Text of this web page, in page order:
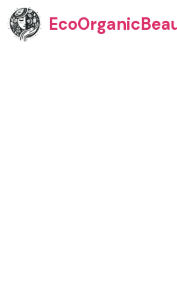
Přeskočit
na
obsah